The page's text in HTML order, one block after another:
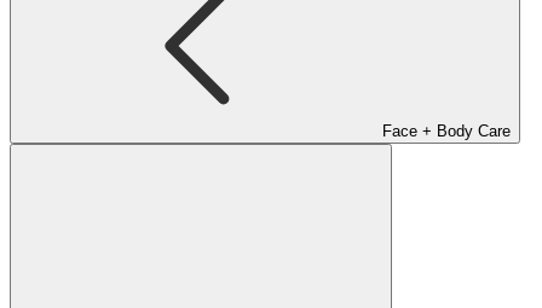
Face + Body Care